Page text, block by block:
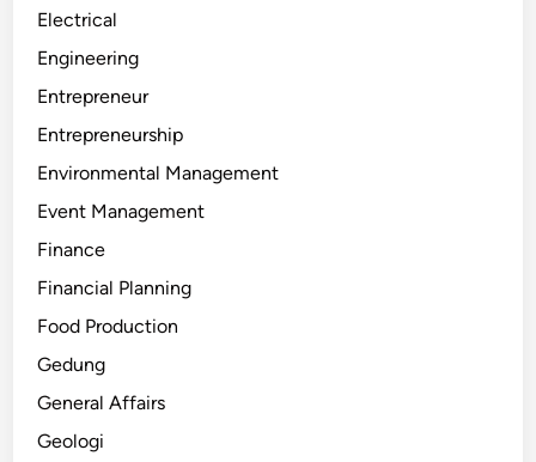
Electrical
Engineering
Entrepreneur
Entrepreneurship
Environmental Management
Event Management
Finance
Financial Planning
Food Production
Gedung
General Affairs
Geologi